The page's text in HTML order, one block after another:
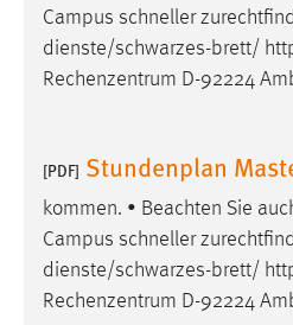
Campus schneller
dienste/schwarzes-brett/
Rechenzentrum D-92224
[PDF] Stundenplan
kommen. • Beachten Sie
Campus schneller
dienste/schwarzes-brett/
Rechenzentrum D-92224